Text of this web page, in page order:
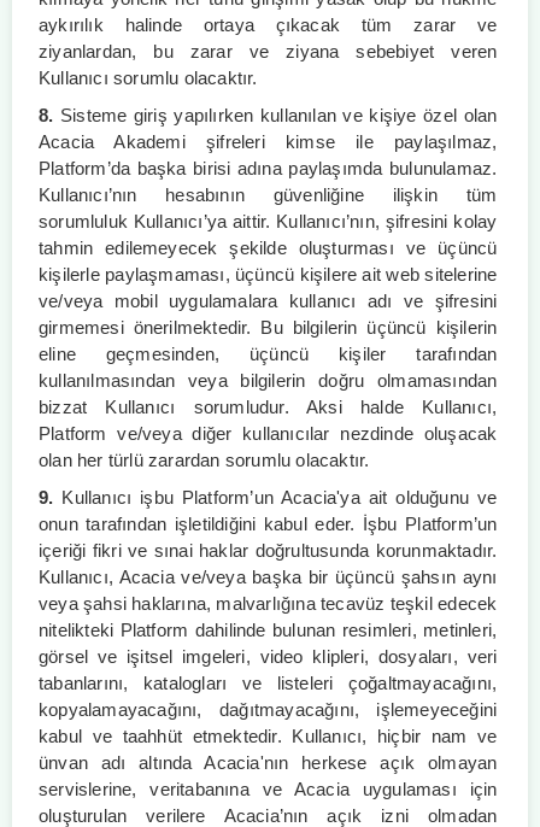
aykırılık halinde ortaya çıkacak tüm zarar ve
ziyanlardan, bu zarar ve ziyana sebebiyet veren
Kullanıcı sorumlu olacaktır.
8. Sisteme giriş yapılırken kullanılan ve kişiye özel olan
Acacia Akademi şifreleri kimse ile paylaşılmaz,
Platform’da başka birisi adına paylaşımda bulunulamaz.
Kullanıcı’nın hesabının güvenliğine ilişkin tüm
sorumluluk Kullanıcı’ya aittir. Kullanıcı’nın, şifresini kolay
tahmin edilemeyecek şekilde oluşturması ve üçüncü
kişilerle paylaşmaması, üçüncü kişilere ait web sitelerine
ve/veya mobil uygulamalara kullanıcı adı ve şifresini
girmemesi önerilmektedir. Bu bilgilerin üçüncü kişilerin
eline geçmesinden, üçüncü kişiler tarafından
kullanılmasından veya bilgilerin doğru olmamasından
bizzat Kullanıcı sorumludur. Aksi halde Kullanıcı,
Platform ve/veya diğer kullanıcılar nezdinde oluşacak
olan her türlü zarardan sorumlu olacaktır.
9. Kullanıcı işbu Platform’un Acacia'ya ait olduğunu ve
onun tarafından işletildiğini kabul eder. İşbu Platform’un
içeriği fikri ve sınai haklar doğrultusunda korunmaktadır.
Kullanıcı, Acacia ve/veya başka bir üçüncü şahsın aynı
veya şahsi haklarına, malvarlığına tecavüz teşkil edecek
nitelikteki Platform dahilinde bulunan resimleri, metinleri,
görsel ve işitsel imgeleri, video klipleri, dosyaları, veri
tabanlarını, katalogları ve listeleri çoğaltmayacağını,
kopyalamayacağını, dağıtmayacağını, işlemeyeceğini
kabul ve taahhüt etmektedir. Kullanıcı, hiçbir nam ve
ünvan adı altında Acacia'nın herkese açık olmayan
servislerine, veritabanına ve Acacia uygulaması için
oluşturulan verilere Acacia’nın açık izni olmadan